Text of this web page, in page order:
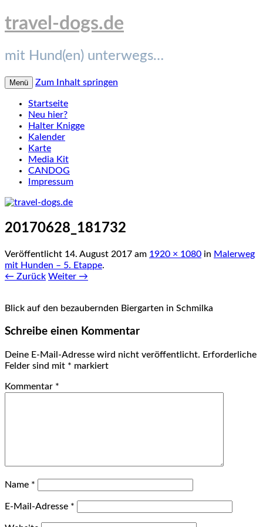
travel-dogs.de
mit Hund(en) unterwegs…
Menü Zum Inhalt springen
Startseite
Neu hier?
Halter Knigge
Kalender
Karte
Media Kit
CANDOG
Impressum
20170628_181732
Veröffentlicht 14. August 2017 am 1920 × 1080 in Malerweg
mit Hunden – 5. Etappe.
← Zurück Weiter →
Blick auf den bezaubernden Biergarten in Schmilka
Schreibe einen Kommentar
Deine E-Mail-Adresse wird nicht veröffentlicht. Erforderliche
Felder sind mit * markiert
Kommentar *
Name *
E-Mail-Adresse *